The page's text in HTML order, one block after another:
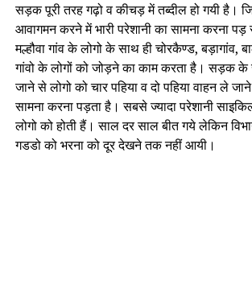
सड़क पूरी तरह गढ़ो व कीचड़ में तब्दील हो गयी है।
आवागमन करने में भारी परेशानी का सामना करना पड़
मल्हौवा गांव के लोगो के साथ ही चोरकैण्ड, बड़ागांव,
गांवो के लोगों को जोड़ने का काम करता है। सड़क
जाने से लोगो को चार पहिया व दो पहिया वाहन ले
सामना करना पड़ता है। सबसे ज्यादा परेशानी
लोगो को होती हैं। साल दर साल बीत गये लेकिन
गडडो को भरना को दूर देखने तक नहीं आयी।